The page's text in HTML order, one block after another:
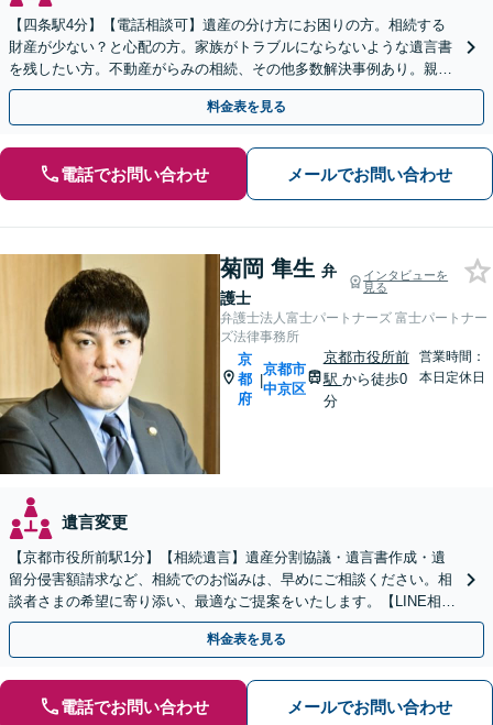
【四条駅4分】【電話相談可】遺産の分け方にお困りの方。相続する
財産が少ない？と心配の方。家族がトラブルにならないような遺言書
を残したい方。不動産がらみの相続、その他多数解決事例あり。親身
に対応します【夜間・休日面談】【初回相談無料】
料金表を見る
電話でお問い合わせ メールでお問い合わせ
菊岡 隼生 弁
護士
インタビューを
見る
弁護士法人富士パートナーズ 富士パートナー
ズ法律事務所
京
都
府
|
京都市
中京区
京都市役所前
駅 から徒歩0
分
営業時間：
本日定休日
遺言変更
【京都市役所前駅1分】【相続遺言】遺産分割協議・遺言書作成・遺
留分侵害額請求など、相続でのお悩みは、早めにご相談ください。相
談者さまの希望に寄り添い、最適なご提案をいたします。【LINE相談
可能】【土日対応可能】【初回面談1時間無料】
料金表を見る
電話でお問い合わせ メールでお問い合わせ